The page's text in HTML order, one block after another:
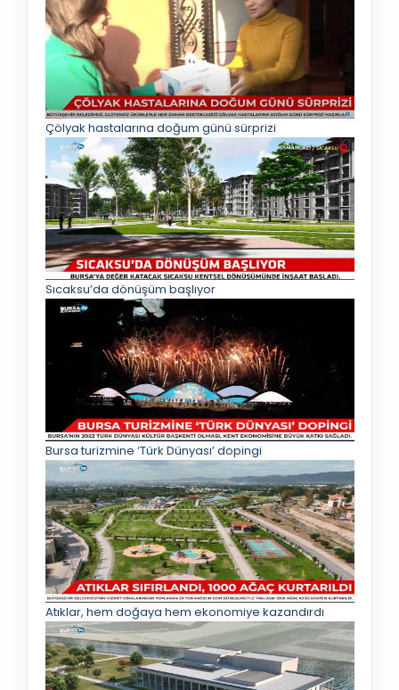
Çölyak hastalarına doğum günü sürprizi
Sıcaksu’da dönüşüm başlıyor
Bursa turizmine ‘Türk Dünyası’ dopingi
Atıklar, hem doğaya hem ekonomiye kazandırdı